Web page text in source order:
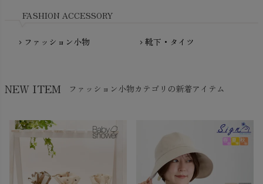
FASHION ACCESSORY
chevron_right ファッション小物 chevron_right 靴下・タイツ
NEW ITEM ファッション小物カテゴリの新着アイテム